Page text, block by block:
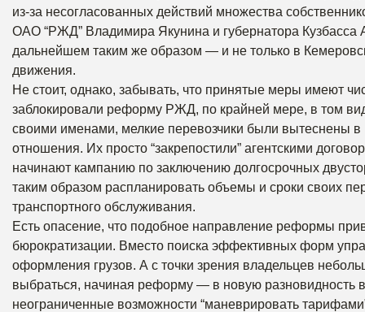
из-за несогласованных действий множества
ОАО “РЖД” Владимира Якунина и губернатора Кузбасса
дальнейшем таким же образом — и не только в
движения.
Не стоит, однако, забывать, что принятые меры имеют
заблокировали реформу РЖД, по крайней мере, в том
своими именами, мелкие перевозчики были вытеснены в
отношения. Их просто “закрепостили” агентскими
начинают кампанию по заключению долгосрочных
таким образом распланировать объемы и сроки своих
транспортного обслуживания.
Есть опасение, что подобное направление реформы
бюрократизации. Вместо поиска эффективных форм
оформления грузов. А с точки зрения владельцев
выбраться, начиная реформу — в новую разновидность
неограниченные возможности “маневрировать